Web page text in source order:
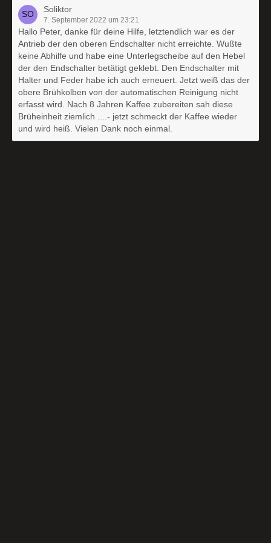
Soliktor
7. September 2022 um 23:21
Hallo Peter, danke für deine Hilfe, letztendlich war es der
Antrieb der den oberen Endschalter nicht erreichte. Wußte
keine Abhilfe und habe eine Unterlegscheibe auf den Hebel
der den Endschalter betätigt geklebt. Den Endschalter mit
Halter und Feder habe ich auch erneuert. Jetzt weiß das der
obere Brühkolben von der automatischen Reinigung nicht
erfasst wird. Nach 8 Jahren Kaffee zubereiten sah diese
Brüheinheit ziemlich ....- jetzt schmeckt der Kaffee wieder
und wird heiß. Vielen Dank noch einmal.